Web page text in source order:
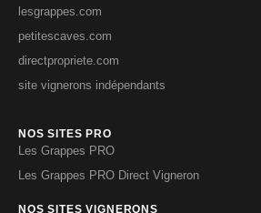
lesgrappes.com
petitescaves.com
directpropriete.com
site vignerons indépendants
NOS SITES PRO
Les Grappes PRO
Les Grappes PRO Direct Vigneron
NOS SITES VIGNERONS